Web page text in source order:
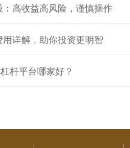
高收益高风险，谨慎操作
详解，助你投资更明智
杆平台哪家好？